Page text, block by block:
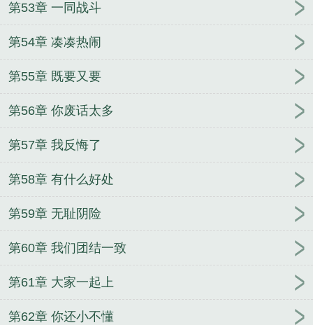
第53章 一同战斗
第54章 凑凑热闹
第55章 既要又要
第56章 你废话太多
第57章 我反悔了
第58章 有什么好处
第59章 无耻阴险
第60章 我们团结一致
第61章 大家一起上
第62章 你还小不懂